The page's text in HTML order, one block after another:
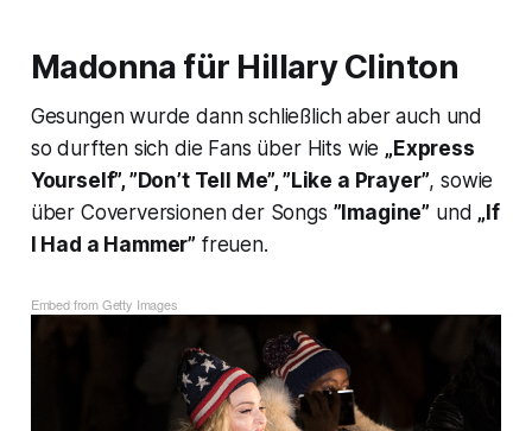
Madonna für Hillary Clinton
Gesungen wurde dann schließlich aber auch und
so durften sich die Fans über Hits wie „Express
Yourself”, ”Don’t Tell Me”, ”Like a Prayer”, sowie
über Coverversionen der Songs ”Imagine” und „If
I Had a Hammer” freuen.
Embed from Getty Images